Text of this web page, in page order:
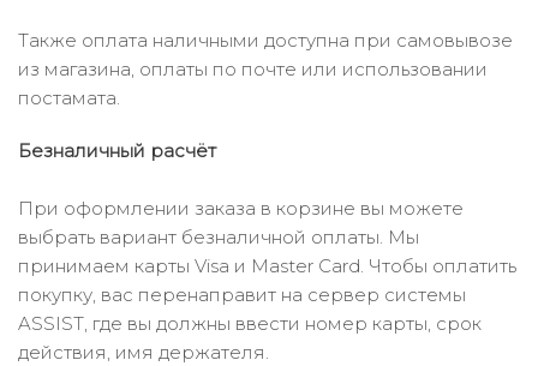
Также оплата наличными доступна при самовывозе
из магазина, оплаты по почте или использовании
постамата.
Безналичный расчёт
При оформлении заказа в корзине вы можете
выбрать вариант безналичной оплаты. Мы
принимаем карты Visa и Master Card. Чтобы оплатить
покупку, вас перенаправит на сервер системы
ASSIST, где вы должны ввести номер карты, срок
действия, имя держателя.